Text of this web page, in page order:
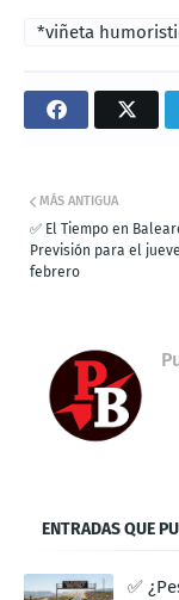
*viñeta
MÁS ANTIGUA
✅ El Tiempo en
Previsión para el
febrero
ENTRADAS QUE
✅